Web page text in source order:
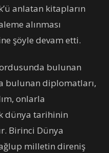
anlatan kitapların
alınması
şöyle devam etti.
bulunan
bulunan diplomatları,
onlarla
dünya tarihinin
Birinci Dünya
milletin direniş